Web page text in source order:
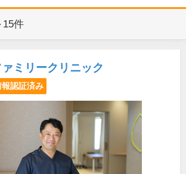
15件
ミリークリニック
報認証済み